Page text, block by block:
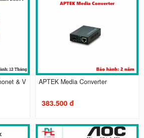
& V
APTEK Media Converter
383.500 đ